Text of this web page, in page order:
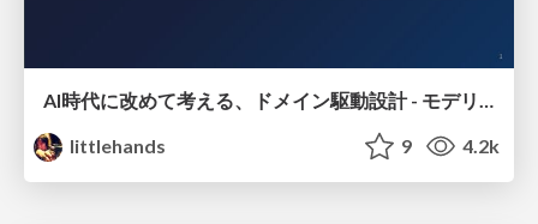
AI時代に改めて考える、ドメイン駆動設計 - モデリングが「AIへの共通言語」になる
littlehands
9 4.2k